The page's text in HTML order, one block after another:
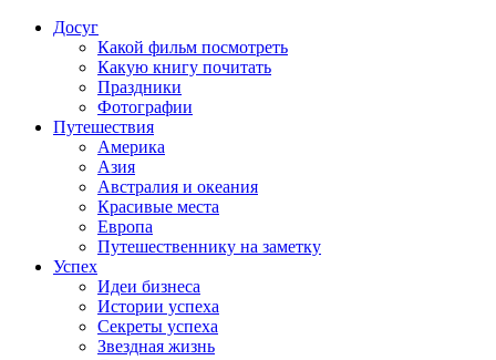
Досуг
Какой фильм посмотреть
Какую книгу почитать
Праздники
Фотографии
Путешествия
Америка
Азия
Австралия и океания
Красивые места
Европа
Путешественнику на заметку
Успех
Идеи бизнеса
Истории успеха
Секреты успеха
Звездная жизнь